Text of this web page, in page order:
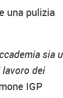
una pulizia
sia
lavoro dei
IGP